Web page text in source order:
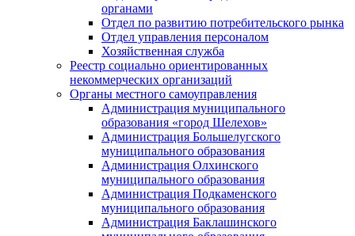
органами
Отдел по развитию потребительского рынка
Отдел управления персоналом
Хозяйственная служба
Реестр социально ориентированных
некоммерческих организаций
Органы местного самоуправления
Администрация муниципального
образования «город Шелехов»
Администрация Большелугского
муниципального образования
Администрация Олхинского
муниципального образования
Администрация Подкаменского
муниципального образования
Администрация Баклашинского